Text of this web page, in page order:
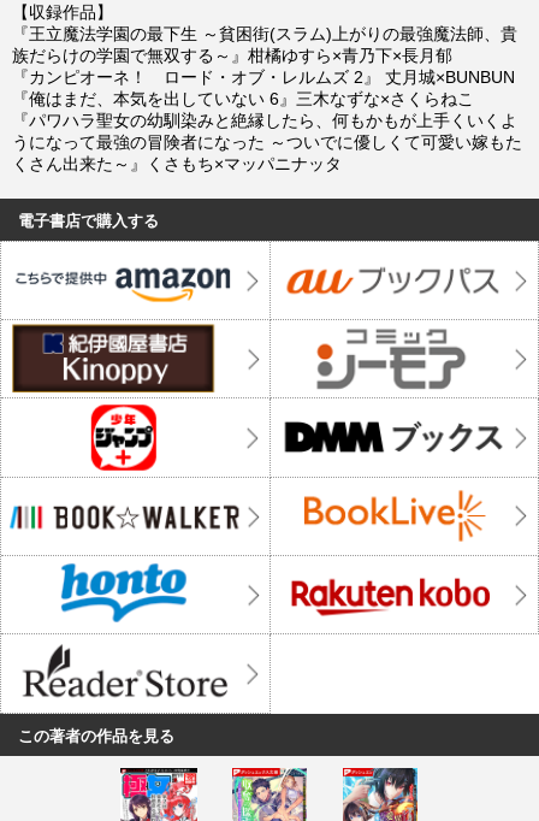
【収録作品】
『王立魔法学園の最下生 ～貧困街(スラム)上がりの最強魔法師、貴
族だらけの学園で無双する～』柑橘ゆすら×青乃下×長月郁
『カンピオーネ！ ロード・オブ・レルムズ 2』 丈月城×BUNBUN
『俺はまだ、本気を出していない 6』三木なずな×さくらねこ
『パワハラ聖女の幼馴染みと絶縁したら、何もかもが上手くいくよ
うになって最強の冒険者になった ～ついでに優しくて可愛い嫁もた
くさん出来た～』くさもち×マッパニナッタ
電子書店で購入する
この著者の作品を見る